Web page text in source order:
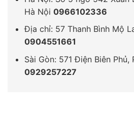
Hà Nội 0966102336
Địa chỉ: 57 Thanh Bình Mộ
0904551661
Sài Gòn: 571 Điện Biên Phủ,
0929257227